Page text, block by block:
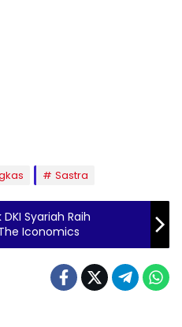
Sastra
Syariah Raih
Iconomics